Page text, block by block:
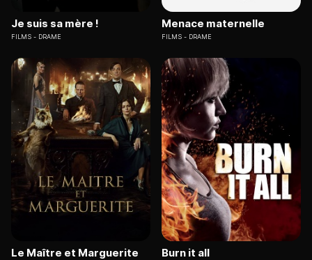
Je suis sa mère !
FILMS DRAME
Menace maternelle
FILMS DRAME
Le Maître et Marguerite Burn it all